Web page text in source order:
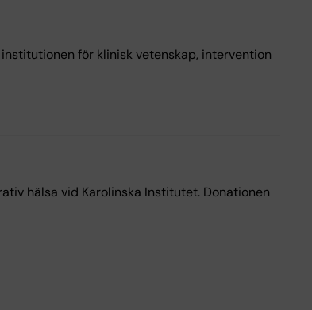
för klinisk vetenskap, intervention
hälsa vid Karolinska Institutet. Donationen